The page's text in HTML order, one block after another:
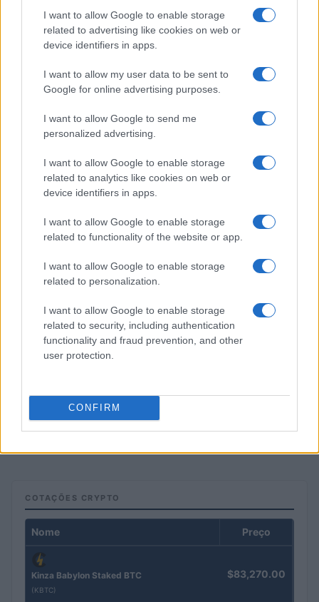
I want to allow Google to enable storage
related to advertising like cookies on web or
device identifiers in apps.
I want to allow my user data to be sent to
Google for online advertising purposes.
I want to allow Google to send me
personalized advertising.
I want to allow Google to enable storage
related to analytics like cookies on web or
device identifiers in apps.
I want to allow Google to enable storage
related to functionality of the website or app.
I want to allow Google to enable storage
related to personalization.
I want to allow Google to enable storage
related to security, including authentication
functionality and fraud prevention, and other
user protection.
CONFIRM
Brent cai 8.3% e arrasta petróleo e ouro para baixo
Rafael Oliveira · 7 ago 2026
Petróleo Brent cai 8.3% e arrasta commodities em agosto de
2026
COTAÇÕES CRYPTO
Nome Preço
Kinza Babylon Staked BTC
(KBTC)
$83,270.00